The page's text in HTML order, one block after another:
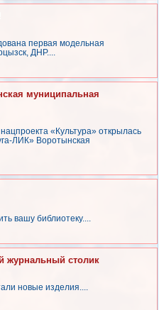
первая модельная
ДНР....
муниципальная
«Культура» открылась
ЛИК» Воротынская
вашу библиотеку....
журнальный столик
новые изделия....